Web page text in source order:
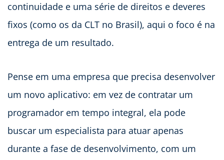
continuidade e uma série de direitos e deveres
fixos (como os da CLT no Brasil), aqui o foco é na
entrega de um resultado.
Pense em uma empresa que precisa desenvolver
um novo aplicativo: em vez de contratar um
programador em tempo integral, ela pode
buscar um especialista para atuar apenas
durante a fase de desenvolvimento, com um